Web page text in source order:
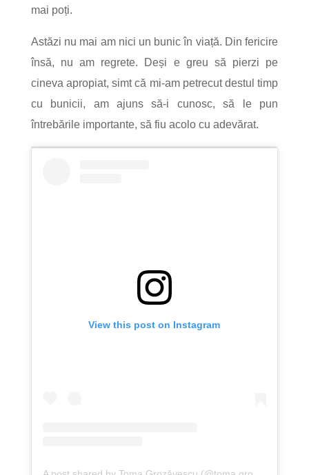
mai poți.
Astăzi nu mai am nici un bunic în viață. Din fericire
însă, nu am regrete. Deși e greu să pierzi pe
cineva apropiat, simt că mi-am petrecut destul timp
cu bunicii, am ajuns să-i cunosc, să le pun
întrebările importante, să fiu acolo cu adevărat.
View this post on Instagram